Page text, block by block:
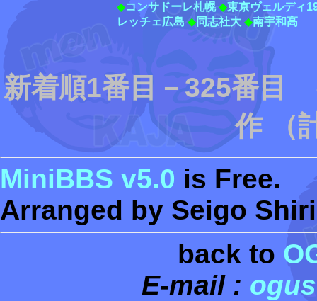
◆コンサドーレ札幌 ◆東京ヴェルディ
レッチェ広島 ◆同志社大 ◆南宇和高
新着順1番目－325番
作 （
MiniBBS v5.0 is Free.
Arranged by Seigo
back to
E-mail :